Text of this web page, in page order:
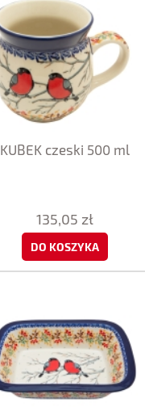
KUBEK czeski 500 ml
135,05 zł
DO KOSZYKA